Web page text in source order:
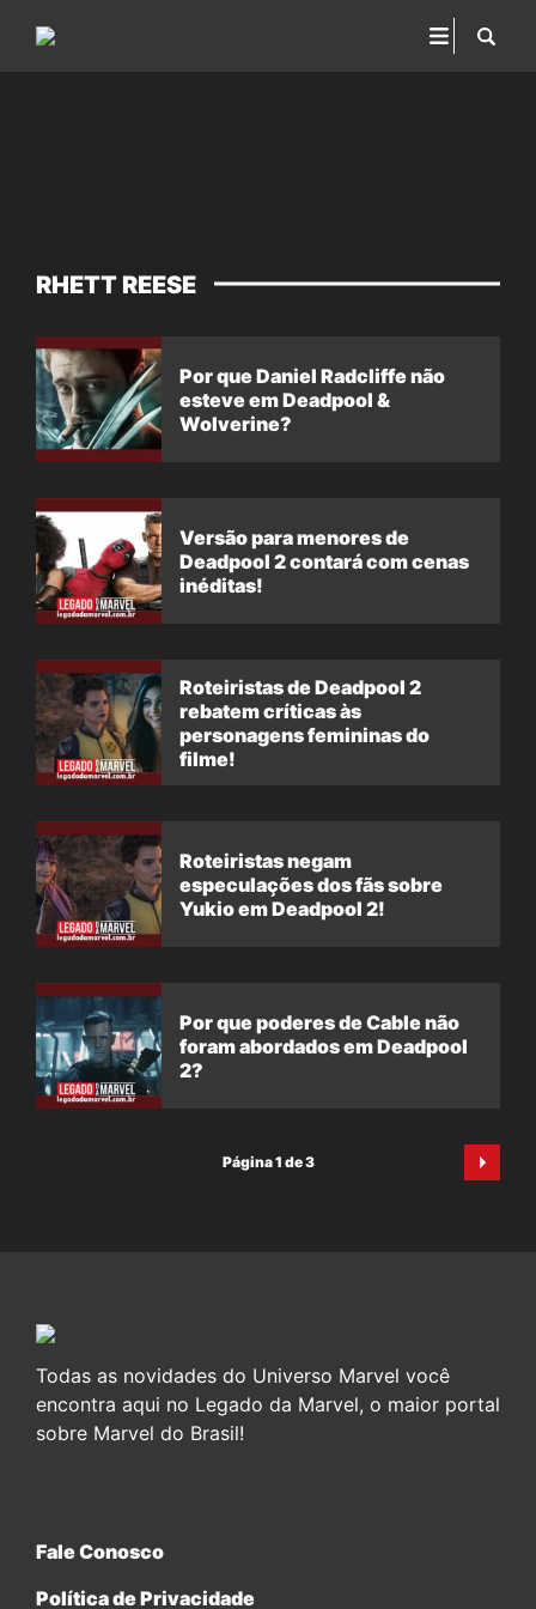
RHETT REESE
Por que Daniel Radcliffe não
esteve em Deadpool &
Wolverine?
Versão para menores de
Deadpool 2 contará com cenas
inéditas!
Roteiristas de Deadpool 2
rebatem críticas às
personagens femininas do
filme!
Roteiristas negam
especulações dos fãs sobre
Yukio em Deadpool 2!
Por que poderes de Cable não
foram abordados em Deadpool
2?
Página 1 de 3
Todas as novidades do Universo Marvel você
encontra aqui no Legado da Marvel, o maior portal
sobre Marvel do Brasil!
Fale Conosco
Política de Privacidade